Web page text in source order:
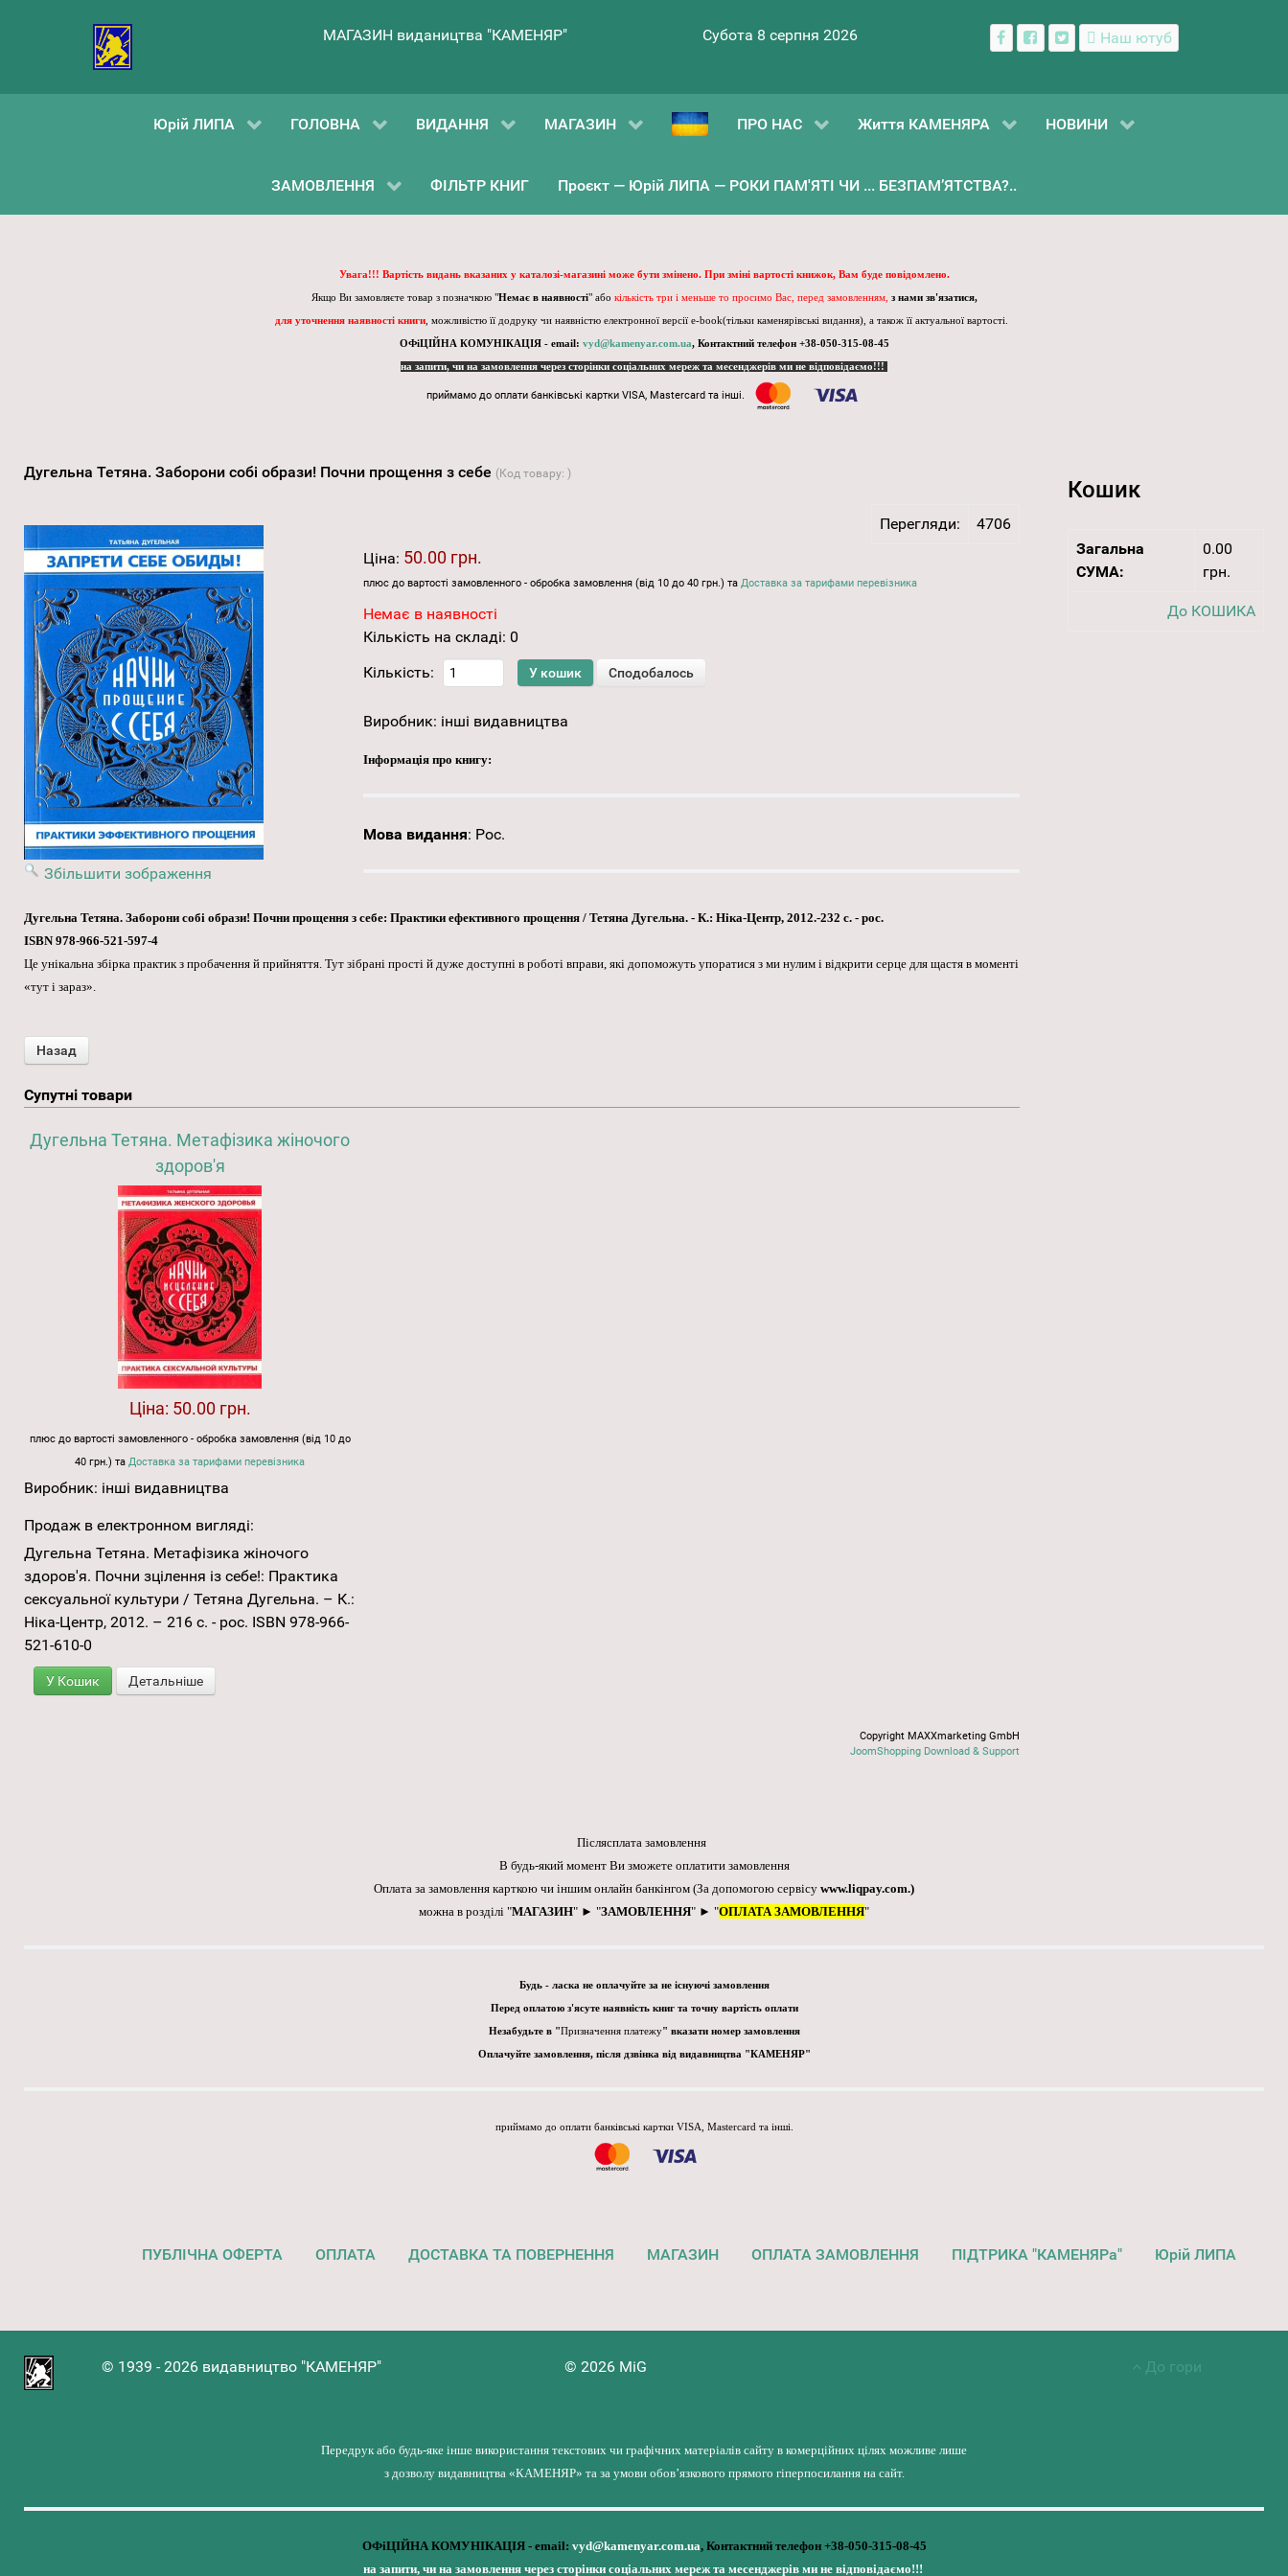
МАГАЗИН видаництва "КАМЕНЯР" Субота 8 серпня 2026 Наш ютуб
Юрій ЛИПА ГОЛОВНА ВИДАННЯ МАГАЗИН ПРО НАС Життя КАМЕНЯРА НОВИНИ
ЗАМОВЛЕННЯ ФІЛЬТР КНИГ Проєкт — Юрій ЛИПА — РОКИ ПАМ'ЯТІ ЧИ ... БЕЗПАМ’ЯТСТВА?..
Увага!!! Вартість видань вказаних у каталозі-магазині може бути змінено. При зміні вартості книжок, Вам буде повідомлено.
Якщо Ви замовляєте товар з позначкою "Немає в наявності" або кількість три і меньше то просимо Вас, перед замовленням, з нами зв'язатися,
для уточнення наявності книги, можливістю її додруку чи наявністю електронної версії e-book(тільки каменярівські видання), а також її актуальної вартості.
ОФіЦІЙНА КОМУНІКАЦІЯ - email: vyd@kamenyar.com.ua, Контактний телефон +38-050-315-08-45
на запити, чи на замовлення через сторінки соціальних мереж та месенджерів ми не відповідаємо!!!
приймамо до оплати банківські картки VISA, Mastercard та інші.
Дугельна Тетяна. Заборони собі образи! Почни прощення з себе (Код товару: )
Перегляди: 4706
Збільшити зображення
Ціна: 50.00 грн.
плюс до вартості замовленного - обробка замовлення (від 10 до 40 грн.) та Доставка за тарифами перевізника
Немає в наявності
Кількість на складі: 0
Кількість:
Виробник: інші видавництва
Інформація про книгу:
Мова видання: Рос.
Дугельна Тетяна. Заборони собі образи! Почни прощення з себе: Практики ефективного прощення / Тетяна Дугельна. - К.: Ніка-Центр, 2012.-232 с. - рос.
ISBN 978-966-521-597-4
Це унікальна збірка практик з пробачення й прийняття. Тут зібрані прості й дуже доступні в роботі вправи, які допоможуть упоратися з ми нулим і відкрити серце для щастя в моменті
«тут і зараз».
Супутні товари
Дугельна Тетяна. Метафізика жіночого
здоров'я
Ціна: 50.00 грн.
плюс до вартості замовленного - обробка замовлення (від 10 до
40 грн.) таДоставка за тарифами перевізника
Виробник: інші видавництва
Продаж в електронном вигляді:
Дугельна Тетяна. Метафізика жіночого
здоров'я. Почни зцілення із себе!: Практика
сексуальної культури / Тетяна Дугельна. – К.:
Ніка-Центр, 2012. – 216 с. - рос. ISBN 978-966-
521-610-0
У Кошик Детальніше
Copyright MAXXmarketing GmbH
JoomShopping Download & Support
Кошик
Загальна
СУМА:
0.00
грн.
До КОШИКА
Післясплата замовлення
В будь-який момент Ви зможете оплатити замовлення
Оплата за замовлення карткою чи іншим онлайн банкінгом (За допомогою сервісу www.liqpay.com.)
можна в розділі "МАГАЗИН" ► "ЗАМОВЛЕННЯ" ► "ОПЛАТА ЗАМОВЛЕННЯ"
Будь - ласка не оплачуйте за не існуючі замовлення
Перед оплатою з'ясуте наявність книг та точну вартість оплати
Незабудьте в "Призначення платежу" вказати номер замовлення
Оплачуйте замовлення, після дзвінка від видавництва "КАМЕНЯР"
приймамо до оплати банківські картки VISA, Mastercard та інші.
ПУБЛІЧНА ОФЕРТА ОПЛАТА ДОСТАВКА ТА ПОВЕРНЕННЯ МАГАЗИН ОПЛАТА ЗАМОВЛЕННЯ ПІДТРИКА "КАМЕНЯРа" Юрій ЛИПА
© 1939 - 2026 видавництво "КАМЕНЯР" © 2026 MiG До гори
Передрук або будь-яке інше використання текстових чи графічних матеріалів сайту в комерційних цілях можливе лише
з дозволу видавництва «КАМЕНЯР» та за умови обов’язкового прямого гіперпосилання на сайт.
ОФіЦІЙНА КОМУНІКАЦІЯ - email: vyd@kamenyar.com.ua, Контактний телефон +38-050-315-08-45
на запити, чи на замовлення через сторінки соціальних мереж та месенджерів ми не відповідаємо!!!